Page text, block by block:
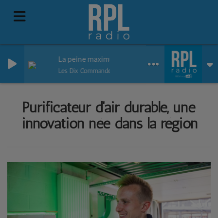
La peine maximum
Les Dix Commandements
Purificateur d'air durable, une
innovation née dans la région